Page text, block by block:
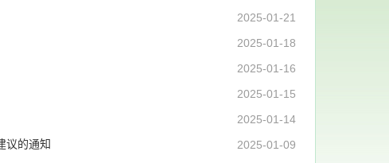
2025-01-21
2025-01-18
2025-01-16
2025-01-15
2025-01-14
2025-01-09
议的通知